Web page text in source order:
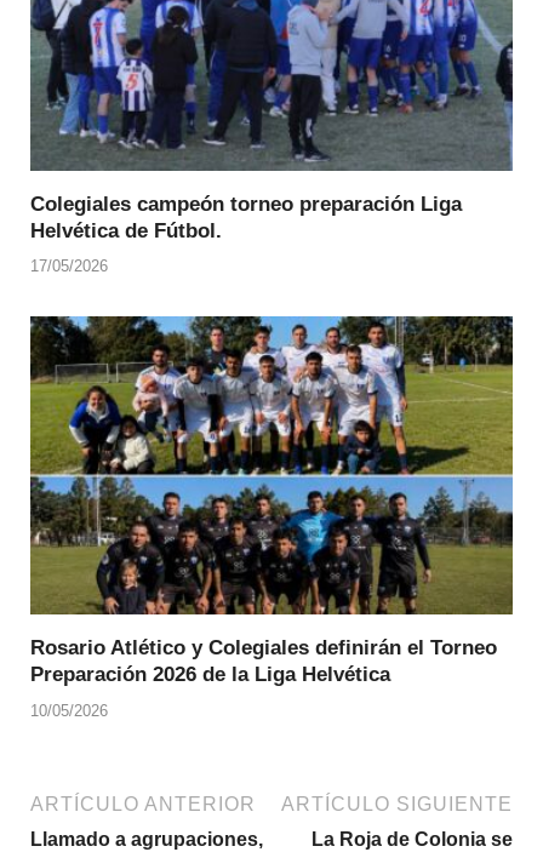
Colegiales campeón torneo preparación Liga
Helvética de Fútbol.
17/05/2026
Rosario Atlético y Colegiales definirán el Torneo
Preparación 2026 de la Liga Helvética
10/05/2026
ARTÍCULO ANTERIOR
Llamado a agrupaciones,
ARTÍCULO SIGUIENTE
La Roja de Colonia se